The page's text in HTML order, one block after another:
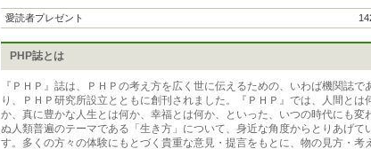
愛読者プレゼント
PHP誌とは
『ＰＨＰ』誌は、ＰＨＰの考え方を広く世に伝えるための、いわば機関誌で
り、ＰＨＰ研究所設立とともに創刊されました。『ＰＨＰ』では、人間とは
か、真に豊かな人生とは何か、幸福とは何か、といった、いつの時代にも変
ぬ人類普遍のテーマである「生き方」について、身近な角度からとりあげて
す。多くの方々の体験にもとづく貴重な意見・提言をもとに、物の見方・考